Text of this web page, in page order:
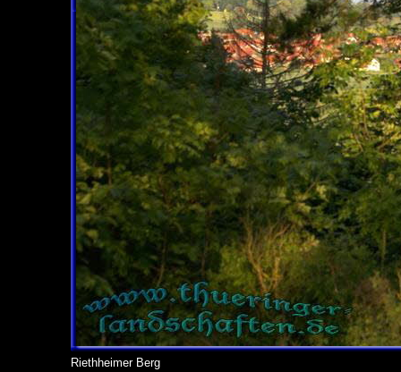
Riethheimer Berg